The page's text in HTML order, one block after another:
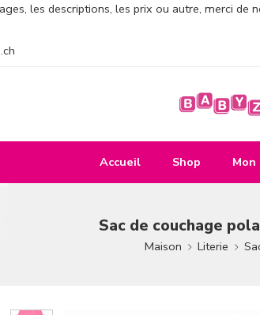
les descriptions, les prix ou autre, merci
Accueil Shop Mon
Sac de couchage
Maison Literie